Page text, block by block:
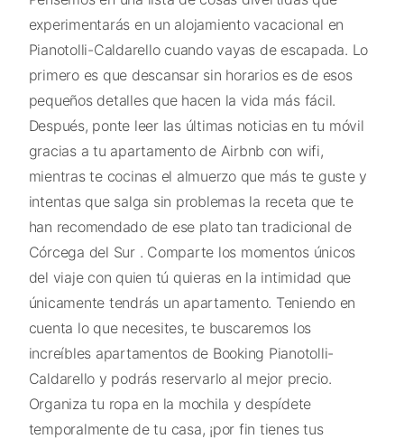
experimentarás en un alojamiento vacacional en
Pianotolli-Caldarello cuando vayas de escapada. Lo
primero es que descansar sin horarios es de esos
pequeños detalles que hacen la vida más fácil.
Después, ponte leer las últimas noticias en tu móvil
gracias a tu apartamento de Airbnb con wifi,
mientras te cocinas el almuerzo que más te guste y
intentas que salga sin problemas la receta que te
han recomendado de ese plato tan tradicional de
Córcega del Sur . Comparte los momentos únicos
del viaje con quien tú quieras en la intimidad que
únicamente tendrás un apartamento. Teniendo en
cuenta lo que necesites, te buscaremos los
increíbles apartamentos de Booking Pianotolli-
Caldarello y podrás reservarlo al mejor precio.
Organiza tu ropa en la mochila y despídete
temporalmente de tu casa, ¡por fin tienes tus